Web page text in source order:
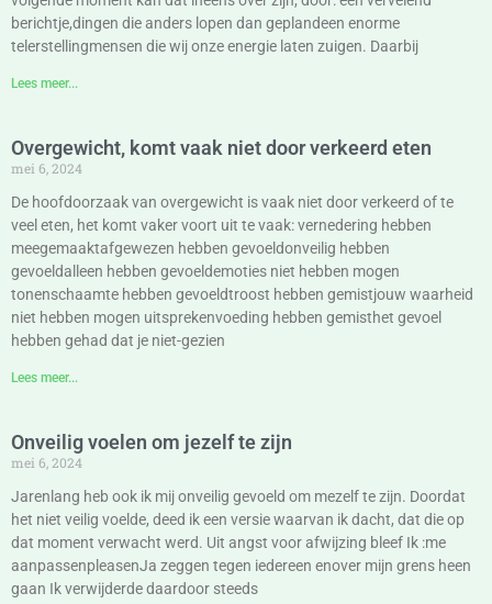
berichtje,dingen die anders lopen dan geplandeen enorme
telerstellingmensen die wij onze energie laten zuigen. Daarbij
Lees meer...
Overgewicht, komt vaak niet door verkeerd eten
mei 6, 2024
De hoofdoorzaak van overgewicht is vaak niet door verkeerd of te
veel eten, het komt vaker voort uit te vaak: vernedering hebben
meegemaaktafgewezen hebben gevoeldonveilig hebben
gevoeldalleen hebben gevoeldemoties niet hebben mogen
tonenschaamte hebben gevoeldtroost hebben gemistjouw waarheid
niet hebben mogen uitsprekenvoeding hebben gemisthet gevoel
hebben gehad dat je niet-gezien
Lees meer...
Onveilig voelen om jezelf te zijn
mei 6, 2024
Jarenlang heb ook ik mij onveilig gevoeld om mezelf te zijn. Doordat
het niet veilig voelde, deed ik een versie waarvan ik dacht, dat die op
dat moment verwacht werd. Uit angst voor afwijzing bleef Ik :me
aanpassenpleasenJa zeggen tegen iedereen enover mijn grens heen
gaan Ik verwijderde daardoor steeds